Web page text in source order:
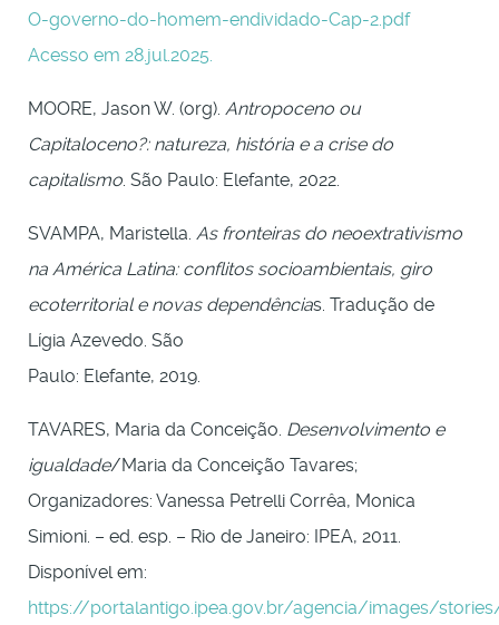
O-governo-do-homem-endividado-Cap-2.pdf
Acesso em 28.jul.2025.
MOORE, Jason W. (org). Antropoceno ou
Capitaloceno?: natureza, história e a crise do
capitalismo. São Paulo: Elefante, 2022.
SVAMPA, Maristella. As fronteiras do neoextrativismo
na América Latina: conflitos socioambientais, giro
ecoterritorial e novas dependências. Tradução de
Lígia Azevedo. São
Paulo: Elefante, 2019.
TAVARES, Maria da Conceição. Desenvolvimento e
igualdade/Maria da Conceição Tavares;
Organizadores: Vanessa Petrelli Corrêa, Monica
Simioni. – ed. esp. – Rio de Janeiro: IPEA, 2011.
Disponível em:
https://portalantigo.ipea.gov.br/agencia/images/